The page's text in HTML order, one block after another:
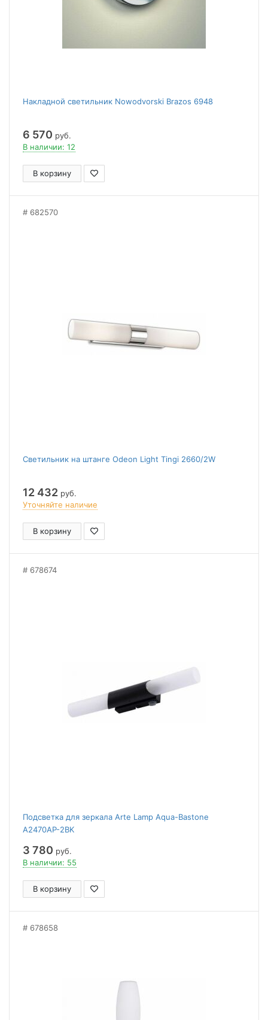
Накладной светильник Nowodvorski Brazos 6948
6 570 руб.
В наличии: 12
В корзину
682570
Светильник на штанге Odeon Light Tingi 2660/2W
12 432 руб.
Уточняйте наличие
В корзину
678674
Подсветка для зеркала Arte Lamp Aqua-Bastone
A2470AP-2BK
3 780 руб.
В наличии: 55
В корзину
678658